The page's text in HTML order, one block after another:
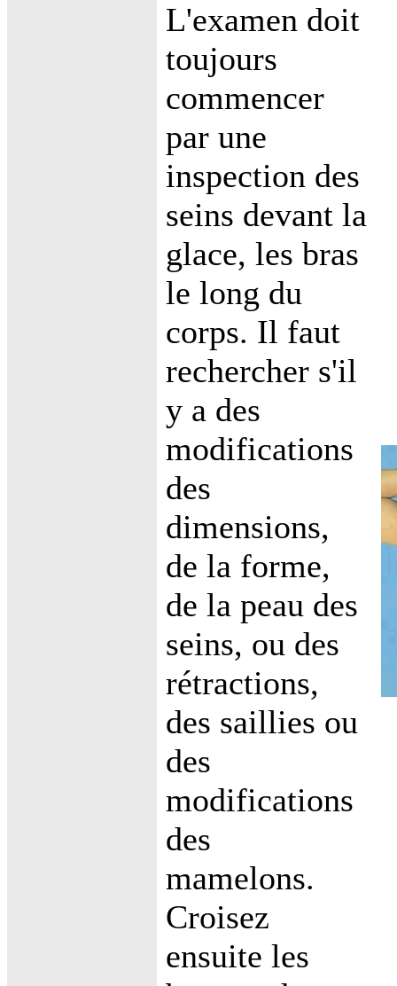
L'examen doit
toujours
commencer
par une
inspection des
seins devant la
glace, les bras
le long du
corps. Il faut
rechercher s'il
y a des
modifications
des
dimensions,
de la forme,
de la peau des
seins, ou des
rétractions,
des saillies ou
des
modifications
des
mamelons.
Croisez
ensuite les